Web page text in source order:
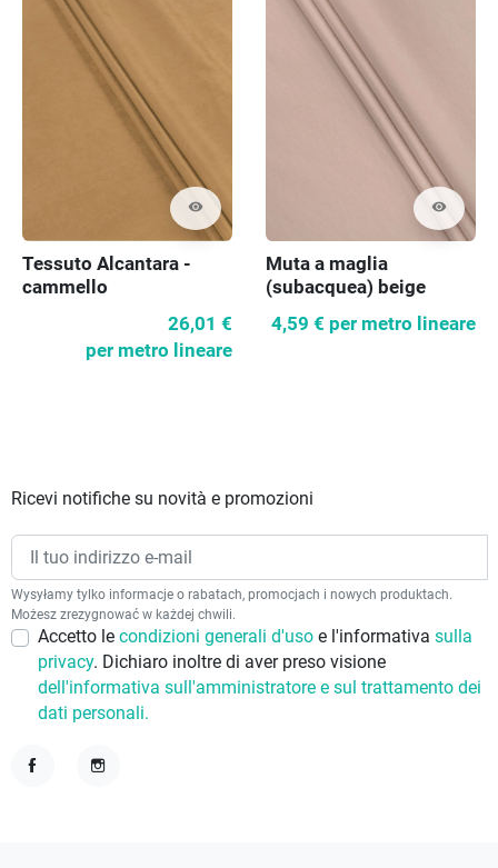
visibility
Tessuto Alcantara -
cammello
26,01 €
per metro lineare
visibility
Muta a maglia
(subacquea) beige
4,59 € per metro lineare
Ricevi notifiche su novità e promozioni
Wysyłamy tylko informacje o rabatach, promocjach i nowych produktach.
Możesz zrezygnować w każdej chwili.
Accetto le condizioni generali d'uso e l'informativa sulla
privacy. Dichiaro inoltre di aver preso visione
dell'informativa sull'amministratore e sul trattamento dei
dati personali.